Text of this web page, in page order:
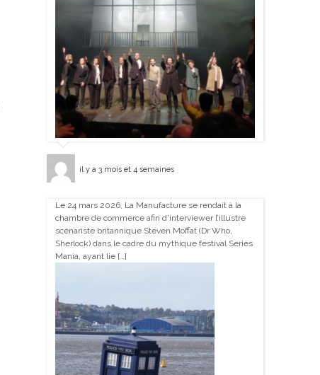
il y a 3 mois et 4 semaines
Le 24 mars 2026, La Manufacture se rendait à la
chambre de commerce afin d’interviewer l’illustre
scénariste britannique Steven Moffat (Dr Who,
Sherlock) dans le cadre du mythique festival Series
Mania, ayant lie […]